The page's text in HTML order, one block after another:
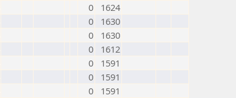
0
1624
0
1630
0
1630
0
1612
0
1591
0
1591
0
1591